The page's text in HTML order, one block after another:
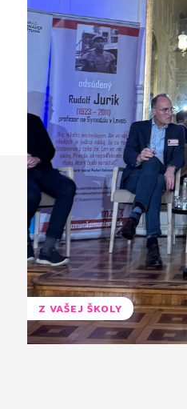
Z VAŠEJ ŠKOLY